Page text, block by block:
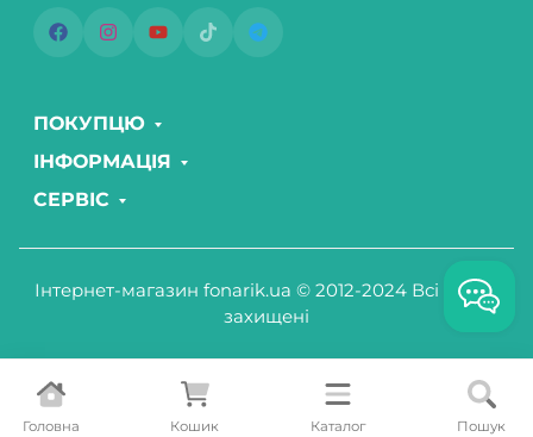
Головна Кошик Каталог Пошук
ПОКУПЦЮ
ІНФОРМАЦІЯ
СЕРВІС
Інтернет-магазин fonarik.ua © 2012-2024 Всі права
захищені